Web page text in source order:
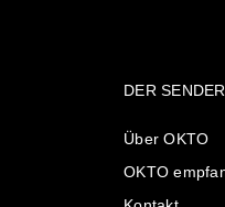
DER SENDER
Über OKTO
OKTO